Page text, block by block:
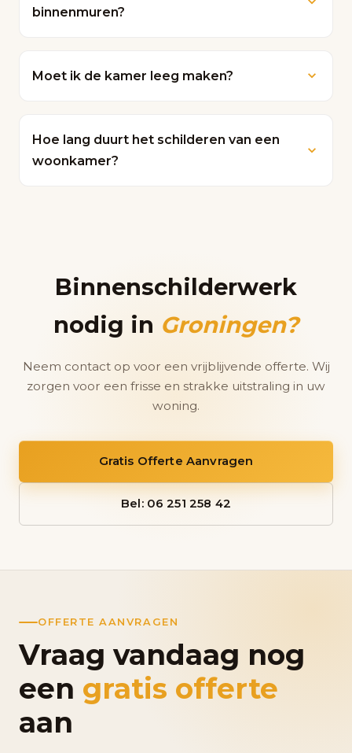
binnenmuren?
acrylverven van bekende merken. De keuze
hangt af van de ruimte en het gewenste
Moet ik de kamer leeg maken?
vloeren zorgvuldig af. Wel is het handig om
kwetsbare voorwerpen te verplaatsen.
Hoe lang duurt het schilderen van een
woonkamer?
Binnenschilderwerk
nodig in Groningen?
Neem contact op voor een vrijblijvende offerte. Wij
zorgen voor een frisse en strakke uitstraling in uw
woning.
Gratis Offerte Aanvragen
Bel: 06 251 258 42
OFFERTE AANVRAGEN
Vraag vandaag nog
een gratis offerte
aan